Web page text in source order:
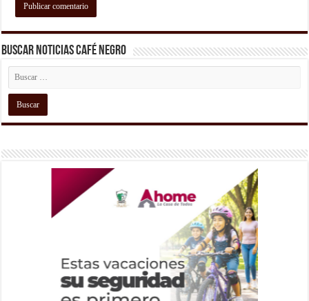
Buscar Noticias Café Negro